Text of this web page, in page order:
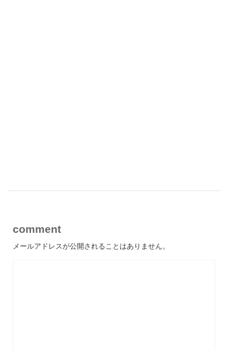
comment
メールアドレスが公開されることはありません。